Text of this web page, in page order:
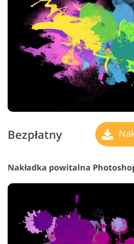
Bezpłatny
Nakładka powitalna